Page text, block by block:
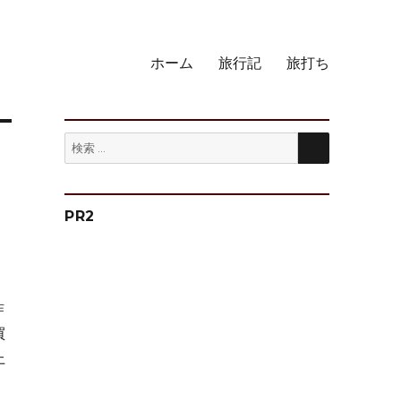
ホーム 旅行記 旅打ち
の
検
索:
検
PR2